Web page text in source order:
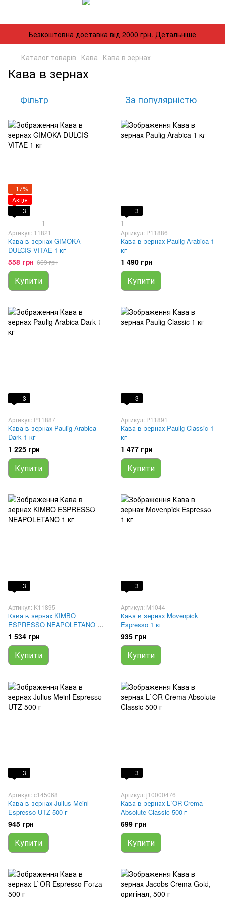
Безкоштовна доставка від 2000 грн. Детальніше
Каталог товарів Кава Кава в зернах
Кава в зернах
Фільтр За популярністю
−17%
Акція
3
1
Артикул: 11821
Кава в зернах GIMOKA
DULCIS VITAE 1 кг
558 грн 669 грн
Купити
3
1
Артикул: P11886
Кава в зернах Paulig Arabica 1
кг
1 490 грн
Купити
3
Артикул: P11887
Кава в зернах Paulig Arabica
Dark 1 кг
1 225 грн
Купити
3
Артикул: P11891
Кава в зернах Paulig Classic 1
кг
1 477 грн
Купити
3
Артикул: K11895
Кава в зернах KIMBO
ESPRESSO NEAPOLETANO 1
кг
1 534 грн
Купити
3
Артикул: M1044
Кава в зернах Movenpick
Espresso 1 кг
935 грн
Купити
3
Артикул: c145068
Кава в зернах Julius Meinl
Espresso UTZ 500 г
945 грн
Купити
3
Артикул: j10000476
Кава в зернах L`OR Crema
Absolute Classic 500 г
699 грн
Купити